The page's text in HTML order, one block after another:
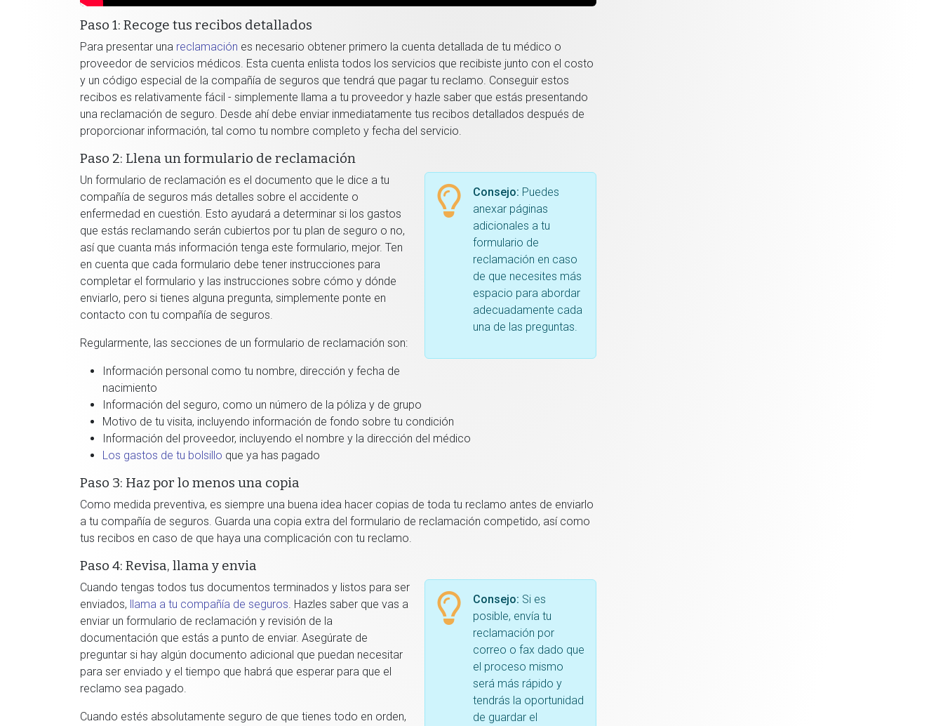
Paso 1: Recoge tus recibos detallados
Para presentar una reclamación es necesario obtener primero la cuenta detallada de tu médico o
proveedor de servicios médicos. Esta cuenta enlista todos los servicios que recibiste junto con el costo
y un código especial de la compañía de seguros que tendrá que pagar tu reclamo. Conseguir estos
recibos es relativamente fácil - simplemente llama a tu proveedor y hazle saber que estás presentando
una reclamación de seguro. Desde ahí debe enviar inmediatamente tus recibos detallados después de
proporcionar información, tal como tu nombre completo y fecha del servicio.
Paso 2: Llena un formulario de reclamación
Consejo: Puedes
anexar páginas
adicionales a tu
formulario de
reclamación en caso
de que necesites más
espacio para abordar
adecuadamente cada
una de las preguntas.
Un formulario de reclamación es el documento que le dice a tu
compañía de seguros más detalles sobre el accidente o
enfermedad en cuestión. Esto ayudará a determinar si los gastos
que estás reclamando serán cubiertos por tu plan de seguro o no,
así que cuanta más información tenga este formulario, mejor. Ten
en cuenta que cada formulario debe tener instrucciones para
completar el formulario y las instrucciones sobre cómo y dónde
enviarlo, pero si tienes alguna pregunta, simplemente ponte en
contacto con tu compañía de seguros.
Regularmente, las secciones de un formulario de reclamación son:
Información personal como tu nombre, dirección y fecha de
nacimiento
Información del seguro, como un número de la póliza y de grupo
Motivo de tu visita, incluyendo información de fondo sobre tu condición
Información del proveedor, incluyendo el nombre y la dirección del médico
Los gastos de tu bolsillo que ya has pagado
Paso 3: Haz por lo menos una copia
Como medida preventiva, es siempre una buena idea hacer copias de toda tu reclamo antes de enviarlo
a tu compañía de seguros. Guarda una copia extra del formulario de reclamación competido, así como
tus recibos en caso de que haya una complicación con tu reclamo.
Paso 4: Revisa, llama y envia
Consejo: Si es
posible, envía tu
reclamación por
correo o fax dado que
el proceso mismo
será más rápido y
tendrás la oportunidad
de guardar el
Cuando tengas todos tus documentos terminados y listos para ser
enviados, llama a tu compañía de seguros. Hazles saber que vas a
enviar un formulario de reclamación y revisión de la
documentación que estás a punto de enviar. Asegúrate de
preguntar si hay algún documento adicional que puedan necesitar
para ser enviado y el tiempo que habrá que esperar para que el
reclamo sea pagado.
Cuando estés absolutamente seguro de que tienes todo en orden,